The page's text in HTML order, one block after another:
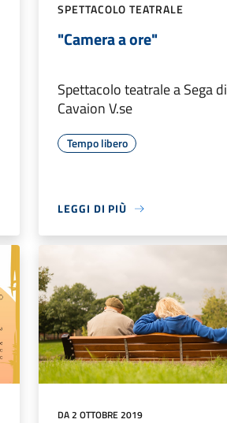
SPETTACOLO TEATRALE
"Camera a ore"
Spettacolo teatrale a Sega di
Cavaion V.se
Tempo libero
LEGGI DI PIÙ
DA 2 OTTOBRE 2019